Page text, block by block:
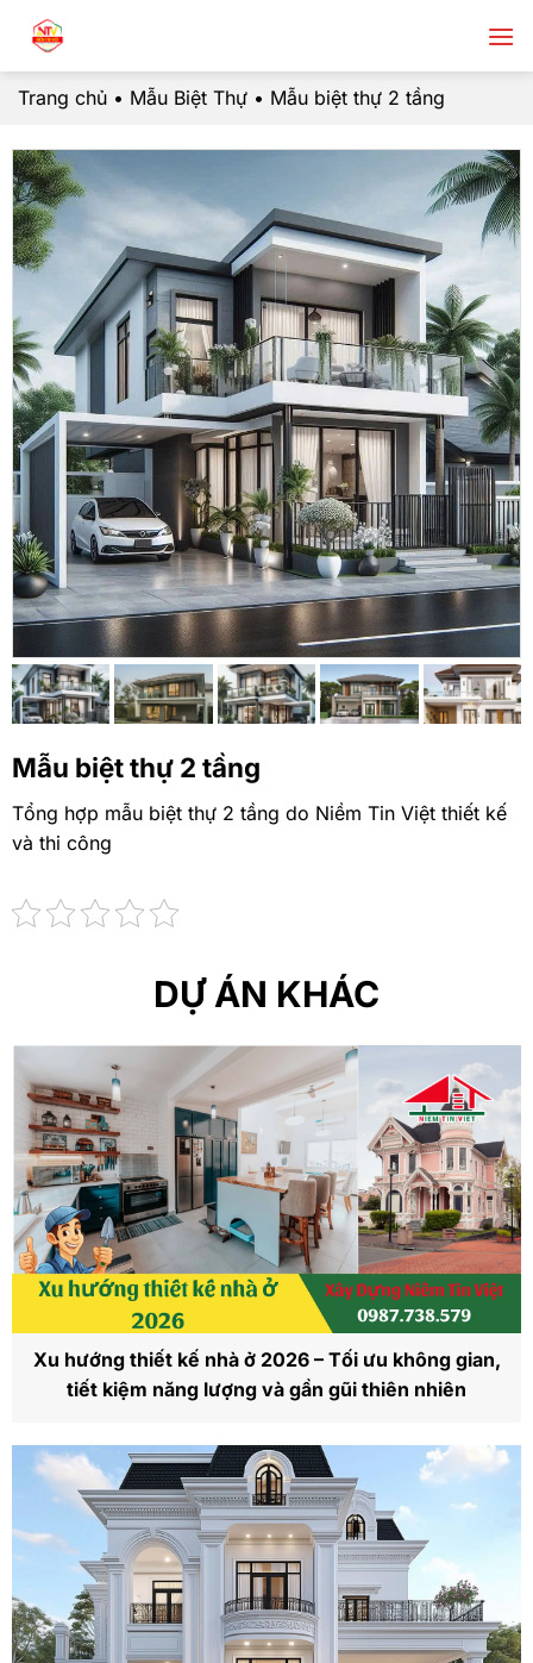
Chuyển
nội
dung
Trang chủ • Mẫu Biệt Thự • Mẫu biệt thự 2 tầng
Mẫu biệt thự 2 tầng
Tổng hợp mẫu biệt thự 2 tầng do Niềm Tin Việt thiết kế
và thi công
DỰ ÁN KHÁC
Xu hướng thiết kế nhà ở 2026 – Tối ưu không gian,
tiết kiệm năng lượng và gần gũi thiên nhiên